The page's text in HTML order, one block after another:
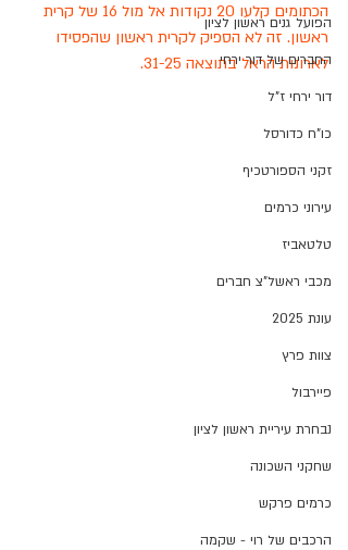
הפועל גנים ראשון לציון
החברים של דור ירחי
דור ירחי ז"ל
כו"ח כדורסל
זקני הספורטכיף
עירוני כרמים
טלטאביז
מכבי ראשל"צ חברים
עונת 2025
צוות פרץ
פיירבול
נבחרת עיריית ראשון לציון
שחקני השכונה
כרמים פרקש
הרכבים של רוי - שקמה
הכתומים קלעו 20 נקודות אל מול 16 של קרית
ראשון. זה לא הספיק לקרית ראשון שהפסידו
לארונות הראל בתוצאה 31-25.